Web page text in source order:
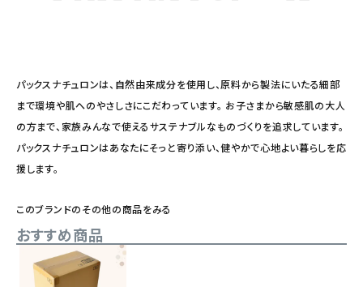
パックスナチュロンは、自然由来成分を使用し、原料から製法にいたる細部
まで環境や肌へのやさしさにこだわっています。 お子さまから敏感肌の大人
の方まで、家族みんなで使えるサステナブルなものづくりを追求しています。
パックスナチュロンはあなたにそっと寄り添い、健やかで心地よい暮らしを応
援します。
このブランドのその他の商品をみる
おすすめ商品